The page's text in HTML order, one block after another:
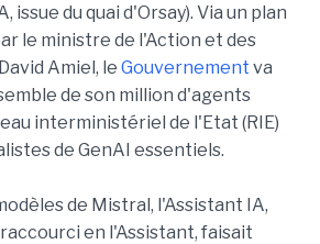
issue du quai d'Orsay). Via un plan
le ministre de l'Action et des
Amiel, le Gouvernement va
de son million d'agents
interministériel de l'Etat (RIE)
de GenAI essentiels.
de Mistral, l'Assistant IA,
en l'Assistant, faisait